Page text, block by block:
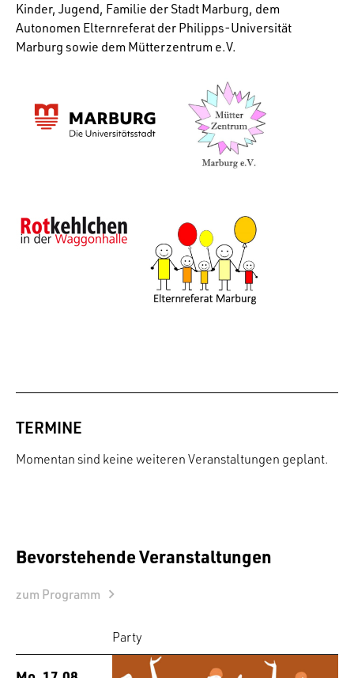
Kinder, Jugend, Familie der Stadt Marburg, dem
Autonomen Elternreferat der Philipps-Universität
Marburg sowie dem Mütterzentrum e.V.
TERMINE
Momentan sind keine weiteren Veranstaltungen geplant.
Bevorstehende Veranstaltungen
zum Programm
Party